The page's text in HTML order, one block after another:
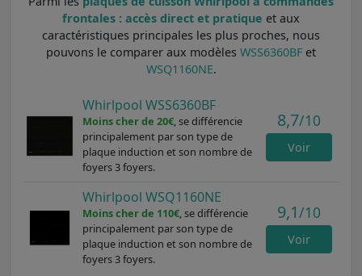
frontales : accès direct et pratique et aux
caractéristiques principales les plus proches, nous
pouvons le comparer aux modèles WSS6360BF et
WSQ1160NE.
Whirlpool WSS6360BF
Moins cher de 20€, se différencie
principalement par son type de
plaque induction et son nombre de
foyers 3 foyers.
8,7/10
Voir
Whirlpool WSQ1160NE
Moins cher de 110€, se différencie
principalement par son type de
plaque induction et son nombre de
foyers 3 foyers.
9,1/10
Voir